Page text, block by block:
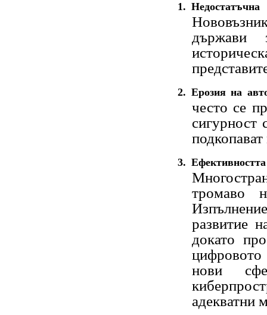
1.
държави
2. Ерозия на
често се
сигурност
3.
тромаво
развитие
докато
цифровото
нови
адекватни